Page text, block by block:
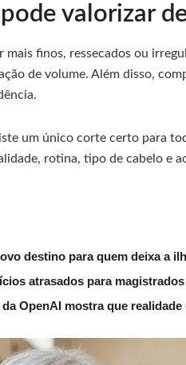
valorizar
mais finos, ressecados ou
de volume. Além disso,
um único corte certo para
rotina, tipo de cabelo e
destino para quem deixa a
atrasados para
OpenAI mostra que realidade